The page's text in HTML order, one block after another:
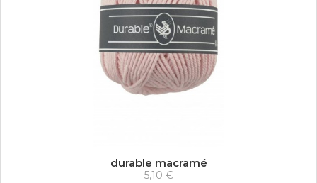
durable macramé
5,10 €